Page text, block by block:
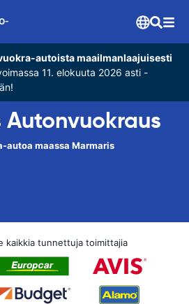
autoista maailmanlaajuisesti
11. elokuuta 2026 asti -
Autonvuokraus
autoa maassa Marmaris
kaikkia tunnettuja toimittajia